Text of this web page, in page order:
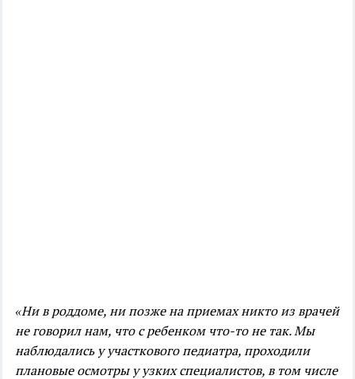
«Ни в роддоме, ни позже на приемах никто из врачей
не говорил нам, что с ребенком что-то не так. Мы
наблюдались у участкового педиатра, проходили
плановые осмотры у узких специалистов, в том числе